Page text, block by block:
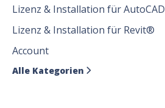
Lizenz & Installation für AutoCAD
Lizenz & Installation für Revit®
Account
Alle Kategorien 